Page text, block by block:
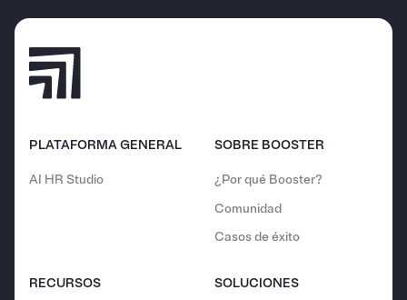
PLATAFORMA GENERAL
AI HR Studio
SOBRE BOOSTER
¿Por qué Booster?
Comunidad
Casos de éxito
RECURSOS SOLUCIONES